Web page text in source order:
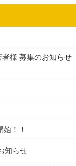
様 募集のお知らせ
！！
知らせ